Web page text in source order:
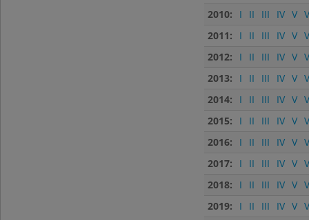
2010:
I II III IV V
2011:
I II III IV V
2012:
I II III IV V
2013:
I II III IV V
2014:
I II III IV V
2015:
I II III IV V
2016:
I II III IV V
2017:
I II III IV V
2018:
I II III IV V
2019:
I II III IV V